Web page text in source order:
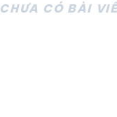
CHƯA CÓ BÀI